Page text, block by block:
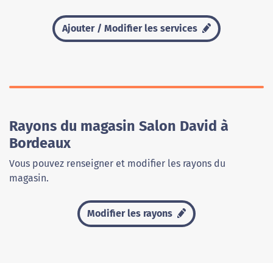
Ajouter / Modifier les services
Rayons du magasin Salon David à
Bordeaux
Vous pouvez renseigner et modifier les rayons du
magasin.
Modifier les rayons